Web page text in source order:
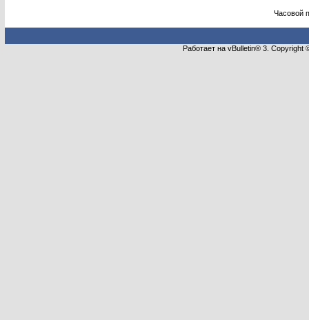
Часовой
Работает на vBulletin® 3.